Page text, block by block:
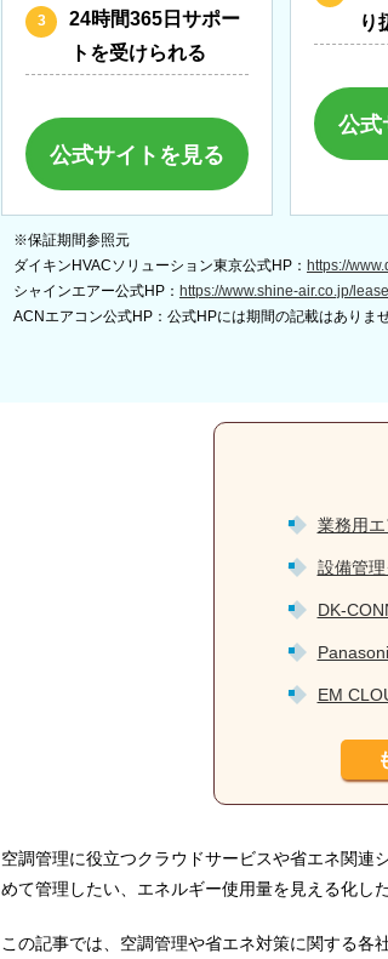
24時間365日サポー
トを受けられる
公式サイトを見る
り
公式
※保証期間参照元
ダイキンHVACソリューション東京公式HP： https://
シャインエアー公式HP： https://www.shine-air.co.jp/
ACNエアコン公式HP：公式HPには期間の記載はありま
業務用
設備管
DK-
EM
空調管理に役立つクラウドサービスや省エネ関連
めて管理したい、エネルギー使用量を見える化し
この記事では、空調管理や省エネ対策に関する各